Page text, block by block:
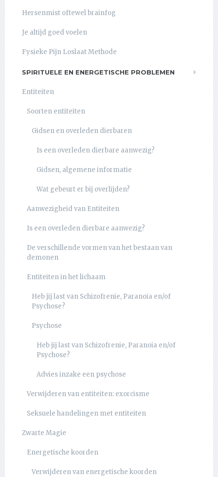
Hersenmist oftewel brainfog
Je altijd goed voelen
Fysieke Pijn Loslaat Methode
SPIRITUELE EN ENERGETISCHE PROBLEMEN
Entiteiten
Soorten entiteiten
Gidsen en overleden dierbaren
Is een overleden dierbare aanwezig?
Gidsen, algemene informatie
Wat gebeurt er bij overlijden?
Aanwezigheid van Entiteiten
Is een overleden dierbare aanwezig?
De verschillende vormen van het bestaan van
demonen
Entiteiten in het lichaam
Heb jij last van Schizofrenie, Paranoia en/of
Psychose?
Psychose
Heb jij last van Schizofrenie, Paranoia en/of
Psychose?
Advies inzake een psychose
Verwijderen van entiteiten: exorcisme
Seksuele handelingen met entiteiten
Zwarte Magie
Energetische koorden
Verwijderen van energetische koorden